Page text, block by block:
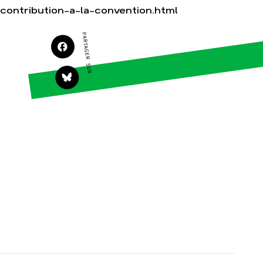
Contact
contribution-a-la-convention.html
PARTAGER SUR